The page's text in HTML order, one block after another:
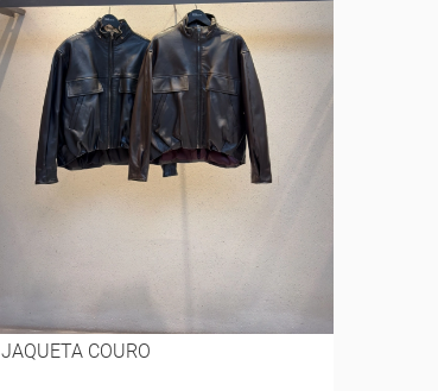
JAQUETA COURO